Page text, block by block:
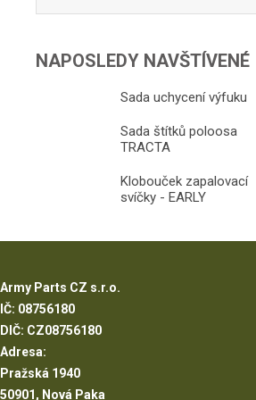
NAPOSLEDY NAVŠTÍVENÉ
Sada uchycení výfuku
Sada štítků poloosa
TRACTA
Klobouček zapalovací
svíčky - EARLY
Army Parts CZ s.r.o.
IČ: 08756180
DIČ: CZ08756180
Adresa:
Pražská 1940
50901, Nová Paka